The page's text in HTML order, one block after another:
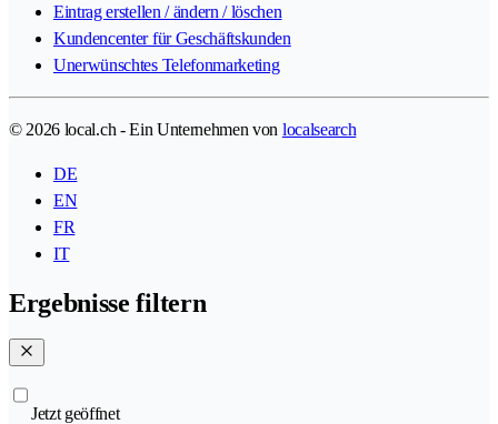
Eintrag erstellen / ändern / löschen
Kundencenter für Geschäftskunden
Unerwünschtes Telefonmarketing
© 2026 local.ch - Ein Unternehmen von localsearch
DE
EN
FR
IT
Ergebnisse filtern
Jetzt geöffnet